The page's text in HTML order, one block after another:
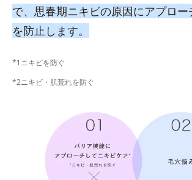
で、思春期ニキビの原因にアプロ
を防止します。
*1ニキビを防ぐ
*2ニキビ・肌荒れを防ぐ